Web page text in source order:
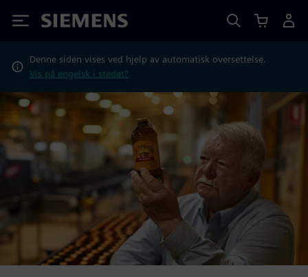
Siemens
Denne siden vises ved hjelp av automatisk oversettelse.
Vis på engelsk i stedet?